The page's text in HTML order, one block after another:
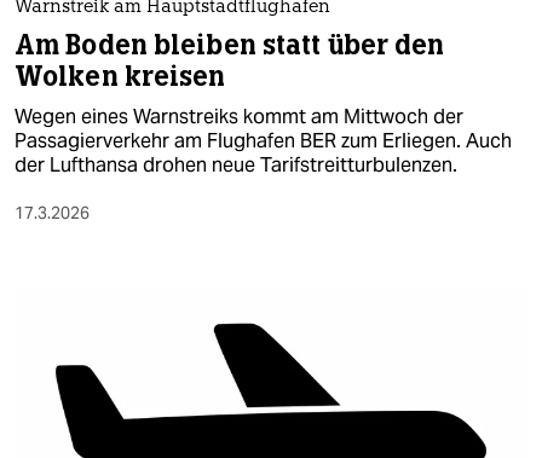
Warnstreik am Hauptstadtflughafen
Am Boden bleiben statt über den
Wolken kreisen
Wegen eines Warnstreiks kommt am Mittwoch der
Passagierverkehr am Flughafen BER zum Erliegen. Auch
der Lufthansa drohen neue Tarifstreitturbulenzen.
17.3.2026